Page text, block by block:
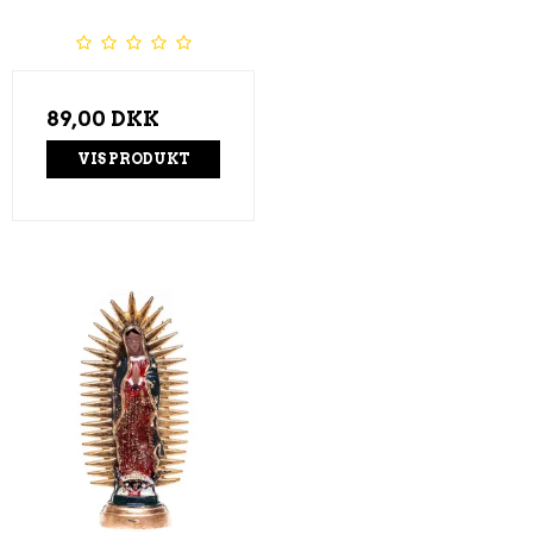
89,00 DKK
VIS PRODUKT